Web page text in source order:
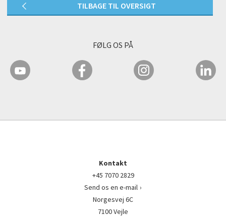
TILBAGE TIL OVERSIGT
FØLG OS PÅ
Kontakt
+45 7070 2829
Send os en e-mail
Norgesvej 6C
7100 Vejle